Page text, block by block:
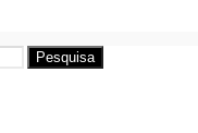
Pesquisa